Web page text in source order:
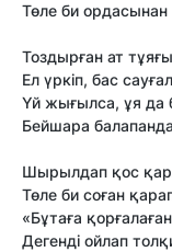
Төле би
Тоздырған ат
Ел үркіп, бас
Үй жығылса, ұя да
Бейшара
Шырылдап қос
Төле би соған
«Бұтаға
Дегенді ойлап